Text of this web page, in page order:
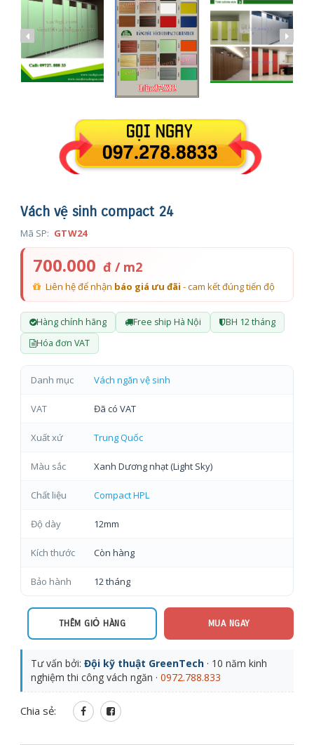
Vách vệ sinh compact 24
Mã SP: GTW24
700.000 đ / m2
Liên hệ để nhận báo giá ưu đãi - cam kết đúng tiến độ
Hàng chính hãng Free ship Hà Nội
BH 12 tháng
Hóa đơn VAT
Danh mục Vách ngăn vệ sinh
VAT Đã có VAT
Xuất xứ Trung Quốc
Màu sắc Xanh Dương nhạt (Light Sky)
Chất liệu Compact HPL
Độ dày 12mm
Kích thước Còn hàng
Bảo hành 12 tháng
THÊM GIỎ HÀNG MUA NGAY
Tư vấn bởi: Đội kỹ thuật GreenTech · 10 năm kinh
nghiệm thi công vách ngăn · 0972.788.833
Chia sẻ: